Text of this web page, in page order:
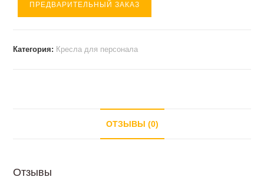
КреслоПРЕДВАРИТЕЛЬНЫЙ ЗАКАЗ
Категория: Кресла для персонала
ОТЗЫВЫ (0)
Отзывы